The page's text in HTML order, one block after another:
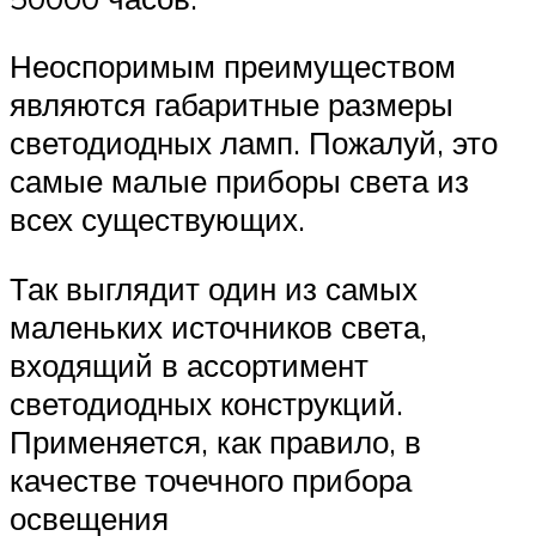
Неоспоримым преимуществом
являются габаритные размеры
светодиодных ламп. Пожалуй, это
самые малые приборы света из
всех существующих.
Так выглядит один из самых
маленьких источников света,
входящий в ассортимент
светодиодных конструкций.
Применяется, как правило, в
качестве точечного прибора
освещения